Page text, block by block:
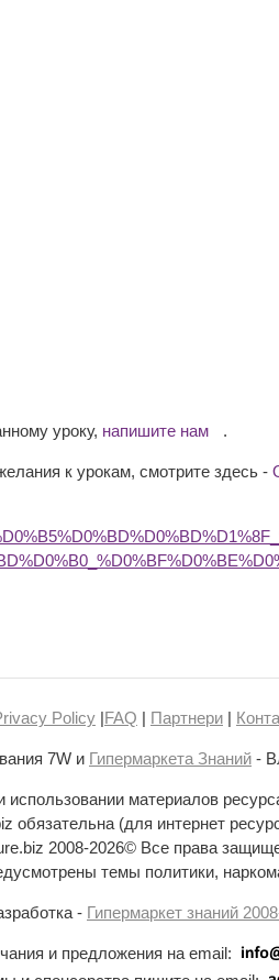
уроку, напишите нам .
к урокам, смотрите здесь -
Policy |FAQ | Партнери |
7W и Гипермаркета Знаний -
использовании материалов
обязательна (для интернет
2008-2026© Все права
темы политики,
- Гипермаркет знаний
и предложения на email: